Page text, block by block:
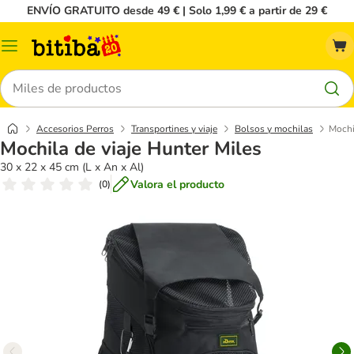
ENVÍO GRATUITO desde 49 € | Solo 1,99 € a partir de 29 €
Menú
Buscar
Accesorios Perros Transportines y viaje Bolsos y mochilas
Mochila de viaje Hunter Miles
30 x 22 x 45 cm (L x An x Al)
(0) Valora el producto